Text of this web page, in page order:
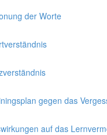
der Worte
gegen das
auf das